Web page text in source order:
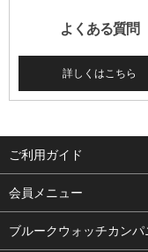
よくある質問
詳しくはこちら
ご利用ガイド
よくある質問
支払い・送料
会員メニュー
ログイン
ブルークウォッチカンパ